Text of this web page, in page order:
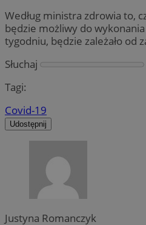
Według ministra zdrowia to,
będzie możliwy do
tygodniu, będzie zależało od
Słuchaj
Tagi:
Covid-19
Udostępnij
Justyna Romanczyk